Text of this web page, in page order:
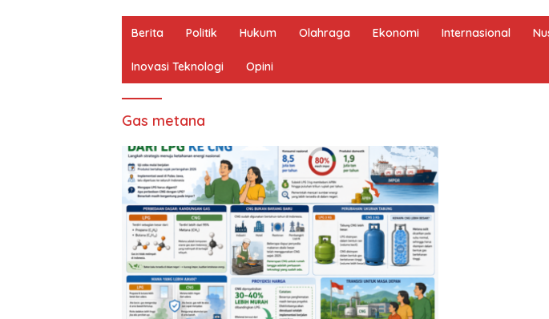
Berita Politik Hukum Olahraga Ekonomi Internasional
Inovasi Teknologi Opini
Gas metana